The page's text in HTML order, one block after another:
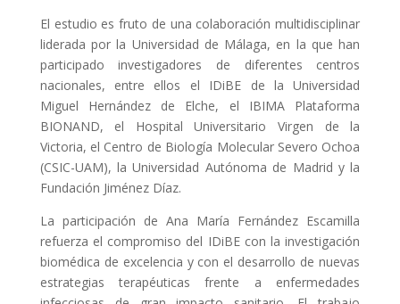
El estudio es fruto de una colaboración multidisciplinar
liderada por la Universidad de Málaga, en la que han
participado investigadores de diferentes centros
nacionales, entre ellos el IDiBE de la Universidad
Miguel Hernández de Elche, el IBIMA Plataforma
BIONAND, el Hospital Universitario Virgen de la
Victoria, el Centro de Biología Molecular Severo Ochoa
(CSIC-UAM), la Universidad Autónoma de Madrid y la
Fundación Jiménez Díaz.
La participación de Ana María Fernández Escamilla
refuerza el compromiso del IDiBE con la investigación
biomédica de excelencia y con el desarrollo de nuevas
estrategias terapéuticas frente a enfermedades